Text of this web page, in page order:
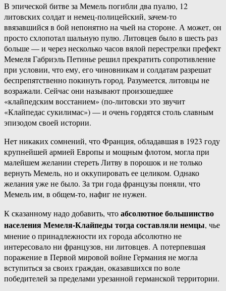
В эпической битве за Мемель погибли два пуалю, 12
литовских солдат и немец-полицейский, зачем-то
ввязавшийся в бой непонятно на чьей на стороне. А может, он
просто схлопотал шальную пулю. Литовцев было в шесть раз
больше — и через несколько часов вялой перестрелки префект
Мемеля Габриэль Петинье решил прекратить сопротивление
при условии, что ему, его чиновникам и солдатам разрешат
беспрепятственно покинуть город. Разумеется, литовцы не
возражали. Сейчас они называют произошедшее
«клайпедским восстанием» (по-литовски это звучит
«Клайпедас сукилимас») — и очень гордятся столь славным
эпизодом своей истории.
Нет никаких сомнений, что Франция, обладавшая в 1923 году
крупнейшей армией Европы и мощным флотом, могла при
малейшем желании стереть Литву в порошок и не только
вернуть Мемель, но и оккупировать ее целиком. Однако
желания уже не было. За три года французы поняли, что
Мемель им, в общем-то, нафиг не нужен.
К сказанному надо добавить, чтоабсолютное большинство
населения Мемеля-Клайпеды тогда составляли немцы, чье
мнение о принадлежности их города абсолютно не
интересовало ни французов, ни литовцев. А потерпевшая
поражение в Первой мировой войне Германия не могла
вступиться за своих граждан, оказавшихся по воле
победителей за пределами урезанной германской территории.